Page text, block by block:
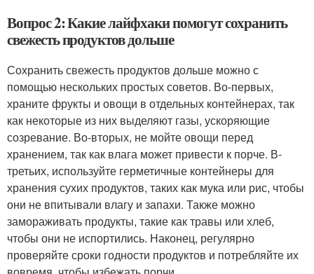
Вопрос 2: Какие лайфхаки помогут сохранить
свежесть продуктов дольше
Сохранить свежесть продуктов дольше можно с
помощью нескольких простых советов. Во-первых,
храните фрукты и овощи в отдельных контейнерах, так
как некоторые из них выделяют газы, ускоряющие
созревание. Во-вторых, не мойте овощи перед
хранением, так как влага может привести к порче. В-
третьих, используйте герметичные контейнеры для
хранения сухих продуктов, таких как мука или рис, чтобы
они не впитывали влагу и запахи. Также можно
замораживать продукты, такие как травы или хлеб,
чтобы они не испортились. Наконец, регулярно
проверяйте сроки годности продуктов и потребляйте их